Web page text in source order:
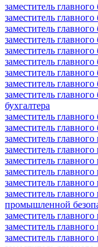
заместитель
заместитель
заместитель
заместитель
заместитель
заместитель
заместитель
заместитель
заместитель
бухгалтера
заместитель
заместитель
заместитель главного
заместитель
заместитель
заместитель главного
заместитель
заместитель
промышленной
заместитель
заместитель
заместитель